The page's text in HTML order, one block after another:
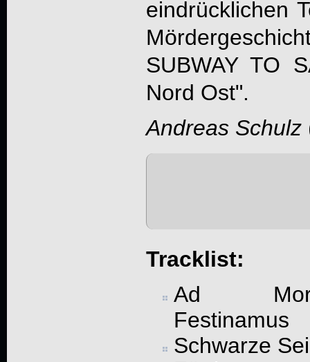
eindrücklichen
SUBWAY TO
Nord Ost".
Andreas Schulz
Tracklist:
Ad
Festinamus
Schwarze